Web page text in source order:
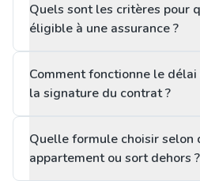
Quels sont les critères pour
éligible à une assurance ?
Comment fonctionne le
la signature du contrat ?
Quelle formule choisir selon
appartement ou sort dehors ?